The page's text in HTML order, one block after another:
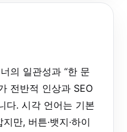
의 일관성과 “한 문
전반적 인상과 SEO
다. 시각 언어는 기본
만, 버튼·뱃지·하이